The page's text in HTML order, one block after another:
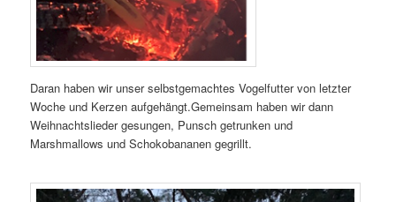
Daran haben wir unser selbstgemachtes Vogelfutter von letzter
Woche und Kerzen aufgehängt.Gemeinsam haben wir dann
Weihnachtslieder gesungen, Punsch getrunken und
Marshmallows und Schokobananen gegrillt.